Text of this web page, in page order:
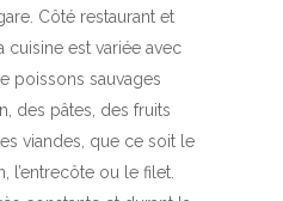
Côté restaurant et
cuisine est variée avec
poissons sauvages
des pâtes, des fruits
viandes, que ce soit le
l’entrecôte ou le filet.